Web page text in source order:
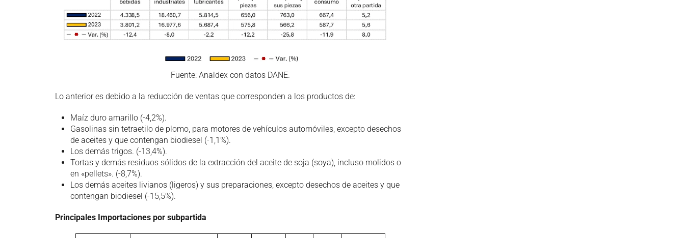
Fuente: Analdex con datos DANE.
Lo anterior es debido a la reducción de ventas que corresponden a los productos de:
Maíz duro amarillo (-4,2%).
Gasolinas sin tetraetilo de plomo, para motores de vehículos automóviles, excepto desechos
de aceites y que contengan biodiesel (-1,1%).
Los demás trigos. (-13,4%).
Tortas y demás residuos sólidos de la extracción del aceite de soja (soya), incluso molidos o
en «pellets». (-8,7%).
Los demás aceites livianos (ligeros) y sus preparaciones, excepto desechos de aceites y que
contengan biodiesel (-15,5%).
Principales Importaciones por subpartida